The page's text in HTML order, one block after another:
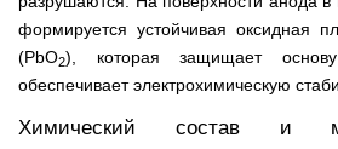
формируется устойчивая оксидная
(PbO2), которая защищает
обеспечивает электрохимическую
Химический состав и